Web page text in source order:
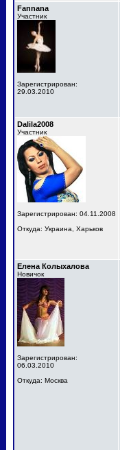
Fannana
Участник
Зарегистрирован:
29.03.2010
Dalila2008
Участник
Зарегистрирован: 04.11.2008
Откуда: Украина, Харьков
Елена Колыхалова
Новичок
Зарегистрирован:
06.03.2010
Откуда: Москва